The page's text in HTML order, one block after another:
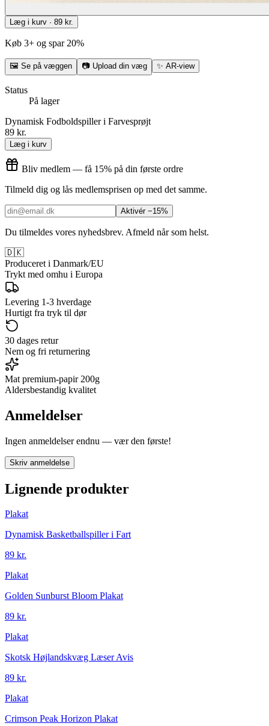
Læg i kurv · 89 kr.
Køb 3+ og spar 20%
🖼 Se på væggen 📷 Upload din væg ✨ AR-view
Status
På lager
Dynamisk Fodboldspiller i Farvesprøjt
89 kr.
Læg i kurv
Bliv medlem — få 15% på din første ordre
Tilmeld dig og lås medlemsprisen op med det samme.
Aktivér −15%
Du tilmeldes vores nyhedsbrev. Afmeld når som helst.
🇩🇰
Produceret i Danmark/EU
Trykt med omhu i Europa
Levering 1-3 hverdage
Hurtigt fra tryk til dør
30 dages retur
Nem og fri returnering
Mat premium-papir 200g
Aldersbestandig kvalitet
Anmeldelser
Ingen anmeldelser endnu — vær den første!
Skriv anmeldelse
Lignende produkter
Plakat
Dynamisk Basketballspiller i Fart
89 kr.
Plakat
Golden Sunburst Bloom Plakat
89 kr.
Plakat
Skotsk Højlandskvæg Læser Avis
89 kr.
Plakat
Crimson Peak Horizon Plakat